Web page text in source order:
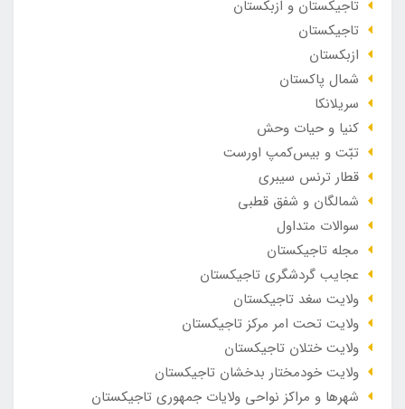
تاجیکستان و ازبکستان
تاجیکستان
ازبکستان
شمال پاکستان
سریلانکا
کنیا و حیات وحش
تبّت و بیس‌کمپ اورست
قطار ترنس سیبری
شمالگان و شفق قطبی
سوالات متداول
مجله تاجیکستان
عجایب گردشگری تاجیکستان
ولایت سغد تاجیکستان
ولایت تحت امر مرکز تاجیکستان
ولایت ختلان تاجیکستان
ولایت خودمختار بدخشان تاجیکستان
شهرها و مراکز نواحی ولایات جمهوری تاجیکستان